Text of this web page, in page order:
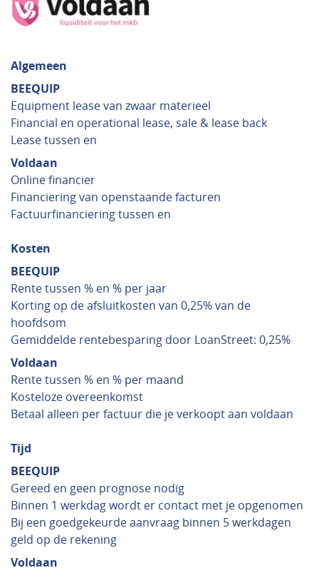
Algemeen
BEEQUIP
Equipment lease van zwaar materieel
Financial en operational lease, sale & lease back
Lease tussen en
Voldaan
Online financier
Financiering van openstaande facturen
Factuurfinanciering tussen en
Kosten
BEEQUIP
Rente tussen % en % per jaar
Korting op de afsluitkosten van 0,25% van de
hoofdsom
Gemiddelde rentebesparing door LoanStreet: 0,25%
Voldaan
Rente tussen % en % per maand
Kosteloze overeenkomst
Betaal alleen per factuur die je verkoopt aan voldaan
Tijd
BEEQUIP
Gereed en geen prognose nodig
Binnen 1 werkdag wordt er contact met je opgenomen
Bij een goedgekeurde aanvraag binnen 5 werkdagen
geld op de rekening
Voldaan